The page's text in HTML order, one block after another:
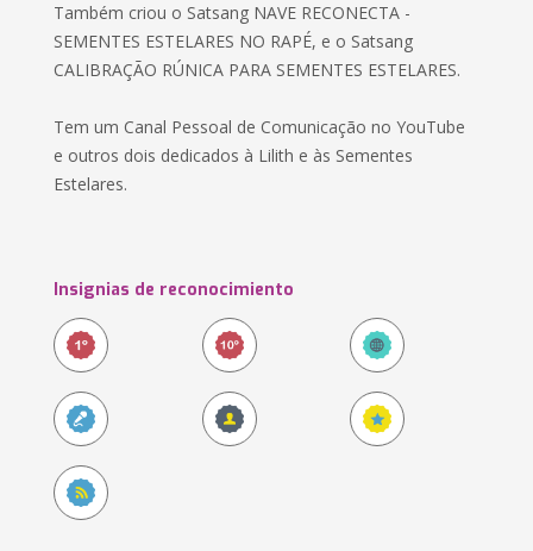
Também criou o Satsang NAVE RECONECTA -
SEMENTES ESTELARES NO RAPÉ, e o Satsang
CALIBRAÇÃO RÚNICA PARA SEMENTES ESTELARES.
Tem um Canal Pessoal de Comunicação no YouTube
e outros dois dedicados à Lilith e às Sementes
Estelares.
Insignias de reconocimiento